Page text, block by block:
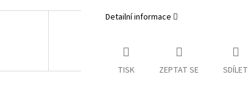
Detailní informace
TISK ZEPTAT SE SDÍLET